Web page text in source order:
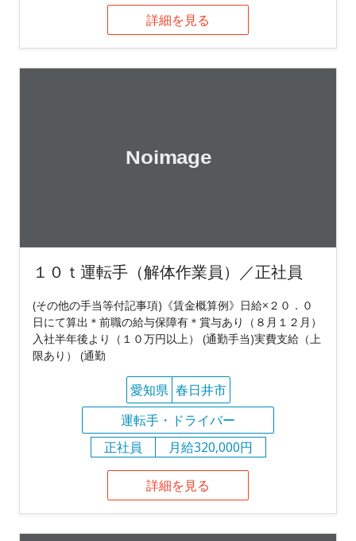
詳細を見る
１０ｔ運転手（解体作業員）／正社員
(その他の手当等付記事項)《賃金概算例》日給×２０．０
日にて算出＊前職の給与保障有＊賞与あり（８月１２月）
入社半年後より（１０万円以上） (通勤手当)実費支給（上
限あり） (通勤
愛知県 春日井市
運転手・ドライバー
正社員
月給320,000円
詳細を見る